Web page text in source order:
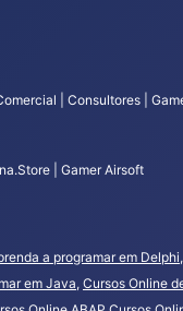
| Consultores |
| Gamer Airsoft
a programar em Delphi,
em Java, Cursos Online